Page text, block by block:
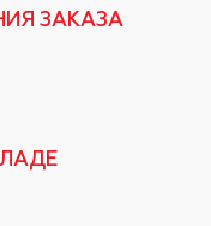
ЗАКАЗА